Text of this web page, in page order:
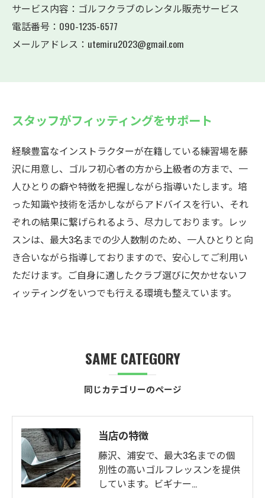
サービス内容：ゴルフクラブのレンタル販売サービス
電話番号：090-1235-6577
メールアドレス：utemiru2023@gmail.com
スタッフがフィッティングをサポート
経験豊富なインストラクターが在籍している練習場を藤
沢に用意し、ゴルフ初心者の方から上級者の方まで、一
人ひとりの癖や特徴を把握しながら指導いたします。培
った知識や技術を活かしながらアドバイスを行い、それ
ぞれの結果に繋げられるよう、尽力しております。レッ
スンは、最大3名までの少人数制のため、一人ひとりと向
き合いながら指導しておりますので、安心してご利用い
ただけます。ご自身に適したクラブ選びに欠かせないフ
ィッティングをいつでも行える環境も整えています。
同じカテゴリーのページ
SAME CATEGORY
当店の特徴
藤沢、浦安で、最大3名までの個
別性の高いゴルフレッスンを提供
しています。ビギナー…